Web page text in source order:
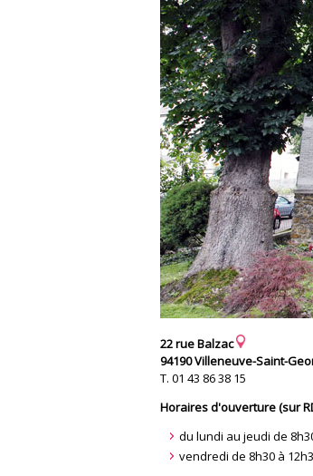
22 rue Balzac
94190 Villeneuve-Saint-
T. 01 43 86 38 15
Horaires d'ouverture (sur
du lundi au jeudi de
vendredi de 8h30 à